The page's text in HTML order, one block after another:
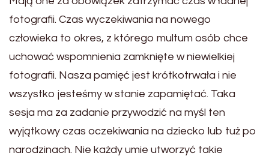
fotografii. Czas wyczekiwania na nowego
człowieka to okres, z którego multum osób chce
uchować wspomnienia zamknięte w niewielkiej
fotografii. Nasza pamięć jest krótkotrwała i nie
wszystko jesteśmy w stanie zapamiętać. Taka
sesja ma za zadanie przywodzić na myśl ten
wyjątkowy czas oczekiwania na dziecko lub tuż po
narodzinach. Nie każdy umie utworzyć takie